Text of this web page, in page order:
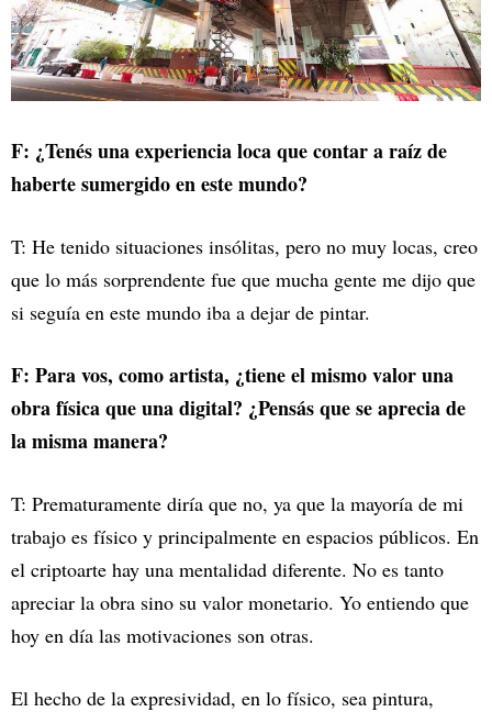
F: ¿Tenés una experiencia loca que contar a raíz de
haberte sumergido en este mundo?
T: He tenido situaciones insólitas, pero no muy locas, creo
que lo más sorprendente fue que mucha gente me dijo que
si seguía en este mundo iba a dejar de pintar.
F: Para vos, como artista, ¿tiene el mismo valor una
obra física que una digital? ¿Pensás que se aprecia de
la misma manera?
T: Prematuramente diría que no, ya que la mayoría de mi
trabajo es físico y principalmente en espacios públicos. En
el criptoarte hay una mentalidad diferente. No es tanto
apreciar la obra sino su valor monetario. Yo entiendo que
hoy en día las motivaciones son otras.
El hecho de la expresividad, en lo físico, sea pintura,